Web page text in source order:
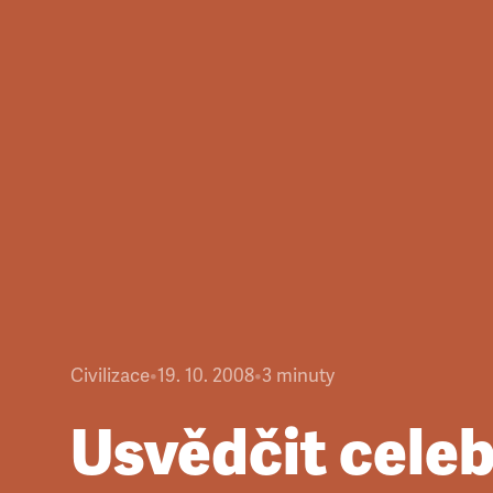
Civilizace•19. 10. 2008•3 minuty
Usvědčit